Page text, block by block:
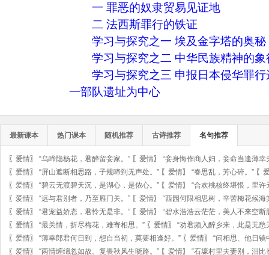
一 罪恶的奴隶贸易见证地
二 法西斯罪行的铁证
学习与探究之一 埃及金字塔的奥秘
学习与探究之二 中华民族精神的
学习与探究之三 申报日本侵华罪
一部队遗址为中心
最新课本 热门课本 随机推荐 古诗推荐 名句推荐
〖 爱情〗 “乌啼隐杨花，君醉留妾家。” 〖 爱情〗 “妾身悔作商人妇，妾命当逢薄幸
〖 爱情〗 “屏山遮断相思路，子规啼到无声处。” 〖 爱情〗 “春思乱，芳心碎。” 〖
〖 爱情〗 “碧云无渡碧天沉，是湖心，是侬心。” 〖 爱情〗 “合欢桃核终堪恨，里许
〖 爱情〗 “远与君别者，乃至雁门关。” 〖 爱情〗 “西园何限相思树，辛苦梅花候海
〖 爱情〗 “君宠益娇态，君怜无是非。” 〖 爱情〗 “碧水浩浩云茫茫，美人不来空断
〖 爱情〗 “最关情，折尽梅花，难寄相思。” 〖 爱情〗 “劝君频入醉乡来，此是无愁
〖 爱情〗 “薄幸郎君何日到，想自当初，莫要相逢好。” 〖 爱情〗 “问相思、他日镜
〖 爱情〗 “两情缠绵忽如故。复畏秋风生晓路。” 〖 爱情〗 “石壕村里夫妻别，泪比